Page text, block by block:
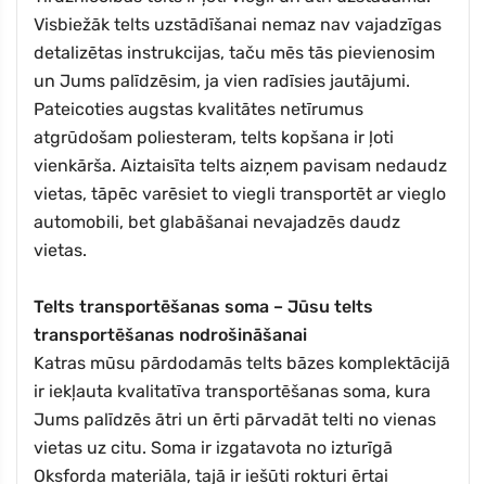
Visbiežāk telts uzstādīšanai nemaz nav vajadzīgas
detalizētas instrukcijas, taču mēs tās pievienosim
un Jums palīdzēsim, ja vien radīsies jautājumi.
Pateicoties augstas kvalitātes netīrumus
atgrūdošam poliesteram, telts kopšana ir ļoti
vienkārša. Aiztaisīta telts aizņem pavisam nedaudz
vietas, tāpēc varēsiet to viegli transportēt ar vieglo
automobili, bet glabāšanai nevajadzēs daudz
vietas.
Telts transportēšanas soma – Jūsu telts
transportēšanas nodrošināšanai
Katras mūsu pārdodamās telts bāzes komplektācijā
ir iekļauta kvalitatīva transportēšanas soma, kura
Jums palīdzēs ātri un ērti pārvadāt telti no vienas
vietas uz citu. Soma ir izgatavota no izturīgā
Oksforda materiāla, tajā ir iešūti rokturi ērtai